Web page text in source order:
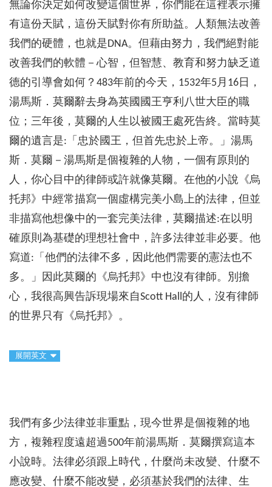
無論你決定如何改變這個世界，你們能在這裡表示擁
有這份天賦，這份天賦對你有所助益。人類無法改善
我們的硬體，也就是DNA。但藉由努力，我們絕對能
改善我們的軟體－心智，但智慧、教育和努力缺乏道
德的引導會如何？483年前的今天，1532年5月16日，
湯馬斯．莫爾辭去身為英國國王亨利八世大臣的職
位；三年後，莫爾的人生以被國王處死告終。當時莫
爾的遺言是:「忠於國王，但首先忠於上帝。」湯馬
斯．莫爾－湯馬斯是個複雜的人物，一個有原則的
人，你心目中的律師或許就像莫爾。在他的小說《烏
托邦》中經常描寫一個虛構完美小島上的法律，但並
非描寫他想像中的一套完美法律，莫爾描述:在以明
確原則為基礎的理想社會中，許多法律並非必要。他
寫道:「他們的法律不多，因此他們需要的憲法也不
多。」因此莫爾的《烏托邦》中也沒有律師。別擔
心，我很高興告訴現場來自Scott Hall的人，沒有律師
的世界只有《烏托邦》。
展開英文
我們有多少法律並非重點，現今世界是個複雜的地
方，複雜程度遠超過500年前湯馬斯．莫爾撰寫這本
小說時。法律必須跟上時代，什麼尚未改變、什麼不
應改變、什麼不能改變，必須基於我們的法律、生